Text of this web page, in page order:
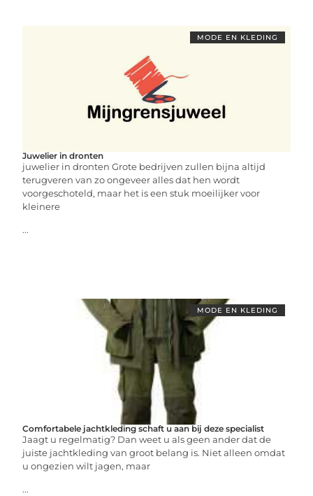
MODE EN KLEDING
Juwelier in dronten
juwelier in dronten Grote bedrijven zullen bijna altijd
terugveren van zo ongeveer alles dat hen wordt
voorgeschoteld, maar het is een stuk moeilijker voor
kleinere
...
MODE EN KLEDING
Comfortabele jachtkleding schaft u aan bij deze specialist
Jaagt u regelmatig? Dan weet u als geen ander dat de
juiste jachtkleding van groot belang is. Niet alleen omdat
u ongezien wilt jagen, maar
...